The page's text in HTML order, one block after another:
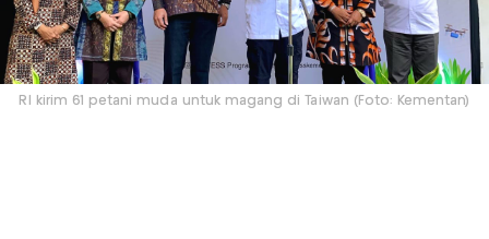
RI kirim 61 petani muda untuk magang di Taiwan (Foto: Kementan)